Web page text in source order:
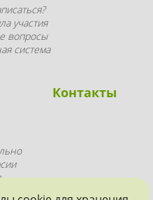
участия
вопросы
система
Контакты